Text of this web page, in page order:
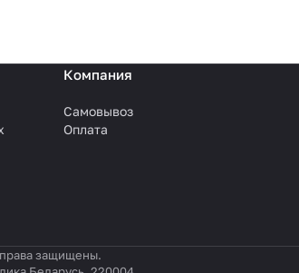
Компания
Самовывоз
Оплата
защищены.